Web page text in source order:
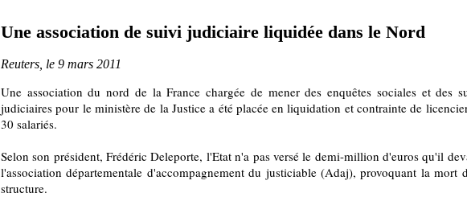
Une association de suivi judiciaire liquidée dans le Nord
Reuters, le 9 mars 2011
Une association du nord de la France chargée de mener des enquêtes sociales et des
judiciaires pour le ministère de la Justice a été placée en liquidation et contrainte de
30 salariés.
Selon son président, Frédéric Deleporte, l'Etat n'a pas versé le demi-million d'euros qu'il
l'association départementale d'accompagnement du justiciable (Adaj), provoquant la mort
structure.